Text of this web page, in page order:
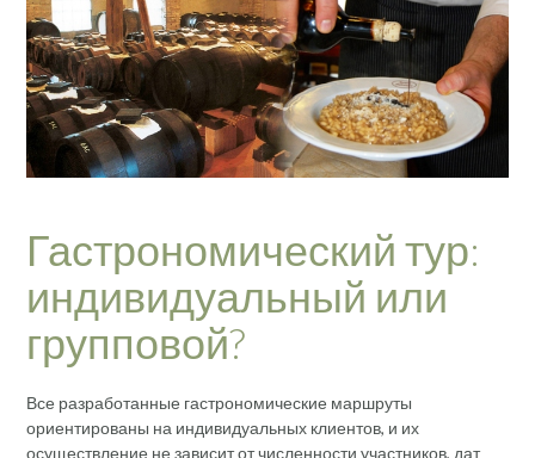
Гастрономический тур:
индивидуальный или
групповой?
Все разработанные гастрономические маршруты
ориентированы на индивидуальных клиентов, и их
осуществление не зависит от численности участников, дат